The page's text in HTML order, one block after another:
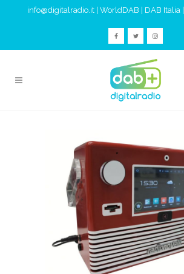
info@digitalradio.it WorldDAB DAB Italia